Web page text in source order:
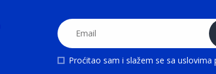
Proćitao sam i slažem se sauslovima